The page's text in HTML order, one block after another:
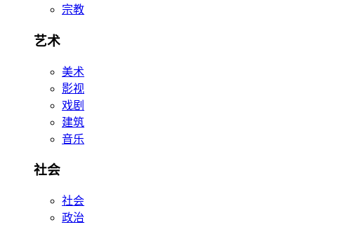
宗教
艺术
美术
影视
戏剧
建筑
音乐
社会
社会
政治